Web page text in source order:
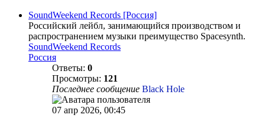
SoundWeekend Records [Россия]
Российский лейбл, занимающийся производством и
распространением музыки преимущество Spacesynth.
SoundWeekend Records
Россия
Ответы: 0
Просмотры: 121
Последнее сообщение Black Hole
07 апр 2026, 00:45